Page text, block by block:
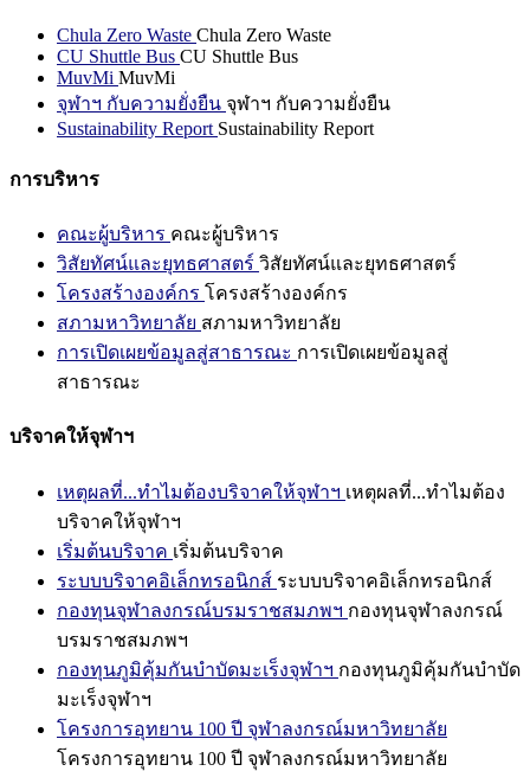
Chula Zero Waste Chula Zero Waste
CU Shuttle Bus CU Shuttle Bus
MuvMi MuvMi
จุฬาฯ กับความยั่งยืน จุฬาฯ กับความยั่งยืน
Sustainability Report Sustainability Report
การบริหาร
คณะผู้บริหาร คณะผู้บริหาร
วิสัยทัศน์และยุทธศาสตร์ วิสัยทัศน์และยุทธศาสตร์
โครงสร้างองค์กร โครงสร้างองค์กร
สภามหาวิทยาลัย สภามหาวิทยาลัย
การเปิดเผยข้อมูลสู่สาธารณะ การเปิดเผยข้อมูลสู่
สาธารณะ
บริจาคให้จุฬาฯ
เหตุผลที่...ทำไมต้องบริจาคให้จุฬาฯ เหตุผลที่...ทำไมต้อง
บริจาคให้จุฬาฯ
เริ่มต้นบริจาค เริ่มต้นบริจาค
ระบบบริจาคอิเล็กทรอนิกส์ ระบบบริจาคอิเล็กทรอนิกส์
กองทุนจุฬาลงกรณ์บรมราชสมภพฯ กองทุนจุฬาลงกรณ์
บรมราชสมภพฯ
กองทุนภูมิคุ้มกันบำบัดมะเร็งจุฬาฯ กองทุนภูมิคุ้มกันบำบัด
มะเร็งจุฬาฯ
โครงการอุทยาน 100 ปี จุฬาลงกรณ์มหาวิทยาลัย
โครงการอุทยาน 100 ปี จุฬาลงกรณ์มหาวิทยาลัย